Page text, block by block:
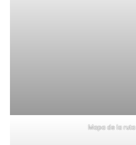
Mapa de la ruta